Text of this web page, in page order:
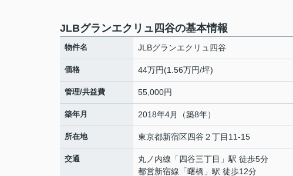
JLBグランエクリュ四谷の基本情報
物件名 JLBグランエクリュ四谷
価格 44万円(1.56万円/坪)
管理/共益費 55,000円
築年月 2018年4月（築8年）
所在地 東京都新宿区四谷 ２丁目11-15
交通 丸ノ内線 「四谷三丁目 」駅 徒歩5分
都営新宿線 「曙橋 」駅 徒歩12分